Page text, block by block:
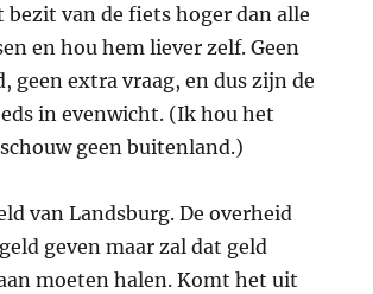
bezit van de fiets hoger dan alle
en hou hem liever zelf. Geen
geen extra vraag, en dus zijn de
in evenwicht. (Ik hou het
geen buitenland.)
van Landsburg. De overheid
geven maar zal dat geld
moeten halen. Komt het uit